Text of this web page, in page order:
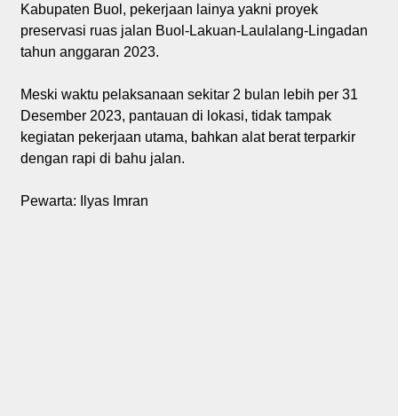
Kabupaten Buol, pekerjaan lainya yakni proyek
preservasi ruas jalan Buol-Lakuan-Laulalang-Lingadan
tahun anggaran 2023.
Meski waktu pelaksanaan sekitar 2 bulan lebih per 31
Desember 2023, pantauan di lokasi, tidak tampak
kegiatan pekerjaan utama, bahkan alat berat terparkir
dengan rapi di bahu jalan.
Pewarta: Ilyas Imran